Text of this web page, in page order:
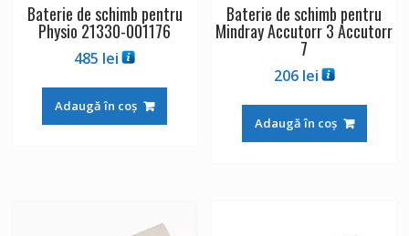
Baterie de schimb pentru
Physio 21330-001176
485 lei
Adaugă în coș
Baterie de schimb pentru
Mindray Accutorr 3 Accutorr
7
206 lei
Adaugă în coș